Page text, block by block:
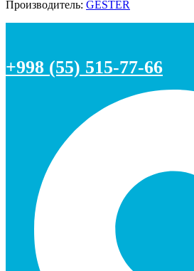
Производитель: GESTER
+998 (55) 515-77-66